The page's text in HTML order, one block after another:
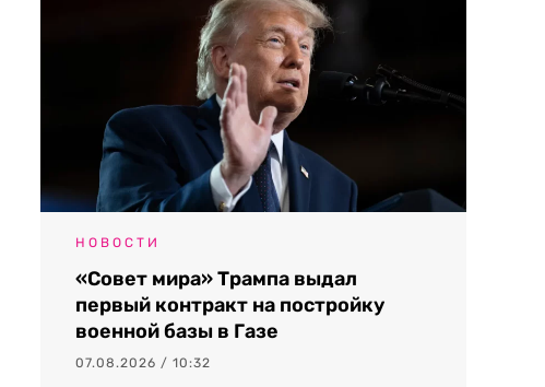
НОВОСТИ
«Совет мира» Трампа выдал
первый контракт на постройку
военной базы в Газе
07.08.2026 / 10:32